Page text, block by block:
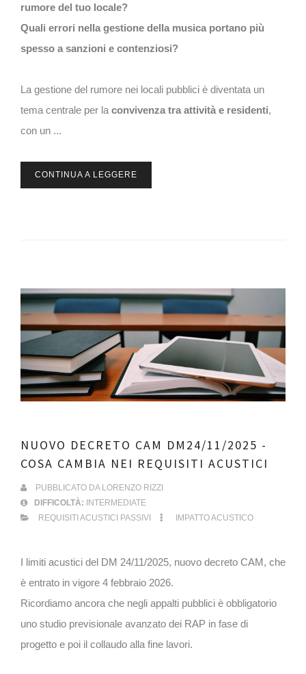
rumore del tuo locale?
Quali errori nella gestione della musica portano più
spesso a sanzioni e contenziosi?
La gestione del rumore nei locali pubblici è diventata un
tema centrale per la convivenza tra attività e residenti,
con un ...
CONTINUA A LEGGERE
NUOVO DECRETO CAM DM24/11/2025 -
COSA CAMBIA NEI REQUISITI ACUSTICI
PUBBLICATO DA LORENZO RIZZI
DIFFICOLTÀ: INTERMEDIATE
REQUISITI ACUSTICI PASSIVI
IMPATTO ACUSTICO
I limiti acustici del DM 24/11/2025, nuovo decreto CAM, che
è entrato in vigore 4 febbraio 2026.
Ricordiamo ancora che negli appalti pubblici è obbligatorio
uno studio previsionale avanzato dei RAP in fase di
progetto e poi il collaudo alla fine lavori.